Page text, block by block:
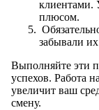
клиентами.
плюсом.
забывали
Выполняйте эти
успехов. Работа
увеличит ваш
смену.